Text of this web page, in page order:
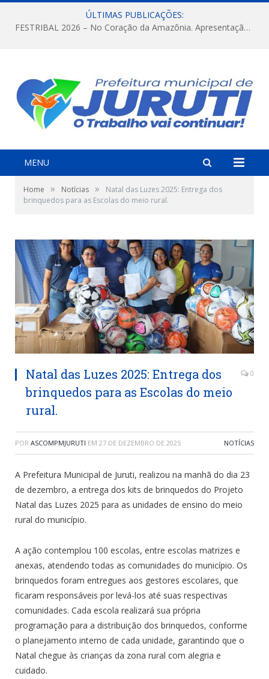
ÚLTIMAS PUBLICAÇÕES:
FESTRIBAL 2026 – No Coração da Amazônia. Apresentação da Munduruku.
MENU
Home » Notícias »
Natal das Luzes 2025: Entrega dos
brinquedos para as Escolas do meio rural.
Natal das Luzes 2025: Entrega dos
brinquedos para as Escolas do meio
rural.
0
POR ASCOMPMJURUTI EM 27 DE DEZEMBRO DE 2025 NOTÍCIAS
A Prefeitura Municipal de Juruti, realizou na manhã do dia 23
de dezembro, a entrega dos kits de brinquedos do Projeto
Natal das Luzes 2025 para as unidades de ensino do meio
rural do município.
A ação contemplou 100 escolas, entre escolas matrizes e
anexas, atendendo todas as comunidades do município. Os
brinquedos foram entregues aos gestores escolares, que
ficaram responsáveis por levá-los até suas respectivas
comunidades. Cada escola realizará sua própria
programação para a distribuição dos brinquedos, conforme
o planejamento interno de cada unidade, garantindo que o
Natal chegue às crianças da zona rural com alegria e
cuidado.